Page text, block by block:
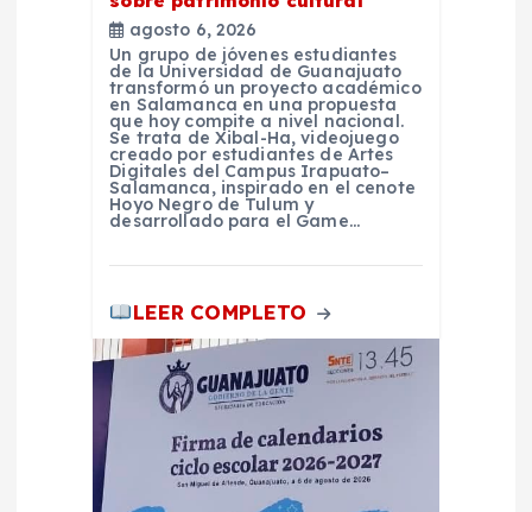
agosto 6, 2026
Un grupo de jóvenes estudiantes
de la Universidad de Guanajuato
transformó un proyecto académico
en Salamanca en una propuesta
que hoy compite a nivel nacional.
Se trata de Xibal-Ha, videojuego
creado por estudiantes de Artes
Digitales del Campus Irapuato–
Salamanca, inspirado en el cenote
Hoyo Negro de Tulum y
desarrollado para el Game…
LEER COMPLETO